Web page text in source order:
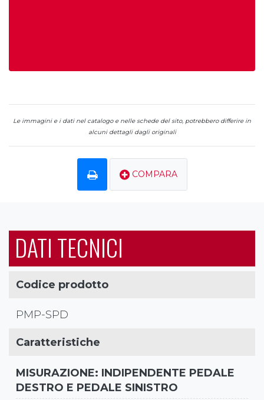
Le immagini e i dati nel catalogo e nelle schede del sito, potrebbero differire in
alcuni dettagli dagli originali
COMPARA
DATI TECNICI
Codice prodotto
PMP-SPD
Caratteristiche
MISURAZIONE: INDIPENDENTE PEDALE
DESTRO E PEDALE SINISTRO